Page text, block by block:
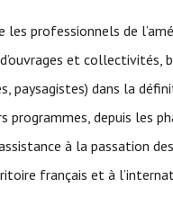
les professionnels de
et collectivités,
paysagistes) dans la
programmes, depuis les
à la passation
français et à